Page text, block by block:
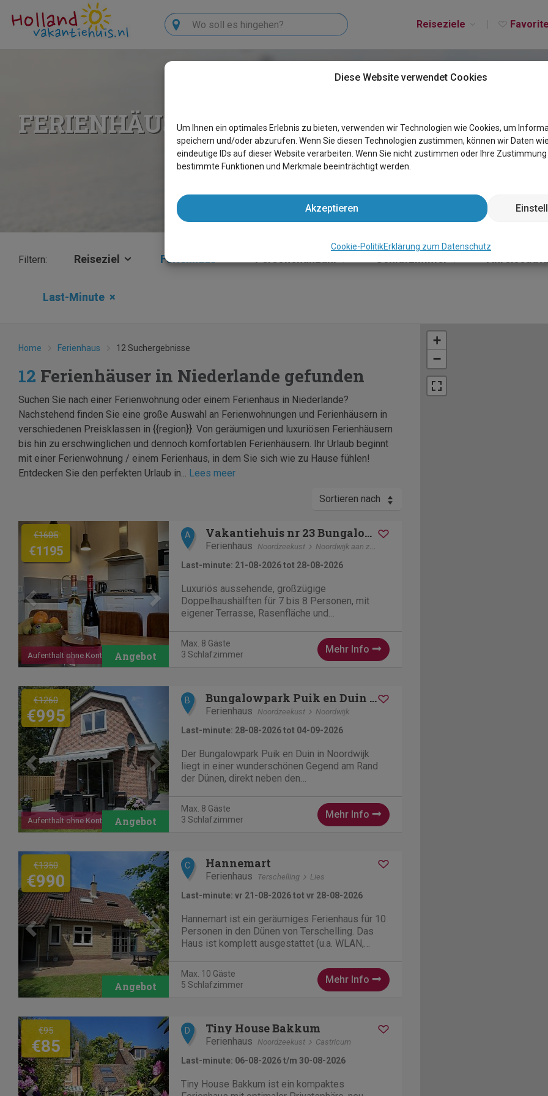
Reiseziele
Suchen
FERIENHÄUSER LAST-MINUTE
Filtern: Reiseziel Ferienhaus
Last-Minute ×
Home Ferienhaus 12 Suchergebnisse
12 Ferienhäuser in Niederlande gefunden
Suchen Sie nach einer Ferienwohnung oder einem Ferienhaus in Niederlande?
Nachstehend finden Sie eine große Auswahl an Ferienwohnungen und Ferienhäusern in
verschiedenen Preisklassen in {{region}}. Von geräumigen und luxuriösen Ferienhäusern
bis hin zu erschwinglichen und dennoch komfortablen Ferienhäusern. Ihr Urlaub beginnt
mit einer Ferienwohnung / einem Ferienhaus, in dem Sie sich wie zu Hause fühlen!
Entdecken Sie den perfekten Urlaub in... Lees meer
Sortieren nach
Previous Next
Aufenthalt ohne Kontakt
€1605
€1195
A Vakantiehuis nr 23 Bungalowpark Puik en Duin
Ferienhaus Noordzeekust Noordwijk aan zee
Last-minute: 21-08-2026 tot 28-08-2026
Luxuriös aussehende, großzügige
Doppelhaushälften für 7 bis 8 Personen, mit
eigener Terrasse, Rasenfläche und
ersten Etage drei getrennte Schlafzimmer, hat
alle küchenzubehör, W-lan, Sat-tv etc. Ist 900
Meter vom Strand entfernt. Unser Ferienpark
Max. 8 Gäste
3 Schlafzimmer
Mehr Info
Previous Next
Aufenthalt ohne Kontakt
€1260
€995
B Bungalowpark Puik en Duin Vakantiehuis nr 33
Ferienhaus Noordzeekust Noordwijk
Last-minute: 28-08-2026 tot 04-09-2026
Der Bungalowpark Puik en Duin in Noordwijk
liegt in einer wunderschönen Gegend am Rand
der Dünen, direkt neben den
Strand. Ob nun im Sommer oder im Winter. Gern
begrüssen wir Sie als unseren Gast im
Bungalowpark Puik en Duin Ferienpark te
Max. 8 Gäste
3 Schlafzimmer
Mehr Info
Previous Next
€1350
€990
C Hannemart
Ferienhaus Terschelling Lies
Last-minute: vr 21-08-2026 tot vr 28-08-2026
Hannemart ist ein geräumiges Ferienhaus für 10
Personen in den Dünen von Terschelling. Das
Haus ist komplett ausgestattet (u.a. WLAN,
Badezimmer) und verfügt über einen großen
Garten, in dem Sie den ganzen Tag über ein
sonniges oder schattiges Plätzchen...
Max. 10 Gäste
5 Schlafzimmer
Mehr Info
Previous Next
€95
€85
D Tiny House Bakkum
Ferienhaus Noordzeekust Castricum
Last-minute: 06-08-2026 t/m 30-08-2026
Tiny House Bakkum ist ein kompaktes
+
−
Diese Website verwendet Cookies
Um Ihnen ein optimales Erlebnis zu bieten, verwenden wir Technologien wie Cookies, um
speichern und/oder abzurufen. Wenn Sie diesen Technologien zustimmen, können wir Daten
eindeutige IDs auf dieser Website verarbeiten. Wenn Sie nicht zustimmen oder Ihre
bestimmte Funktionen und Merkmale beeinträchtigt werden.
Akzeptieren
Cookie-PolitikErklärung zum Datenschutz